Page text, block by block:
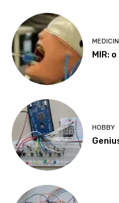
MIR:
HOBBY